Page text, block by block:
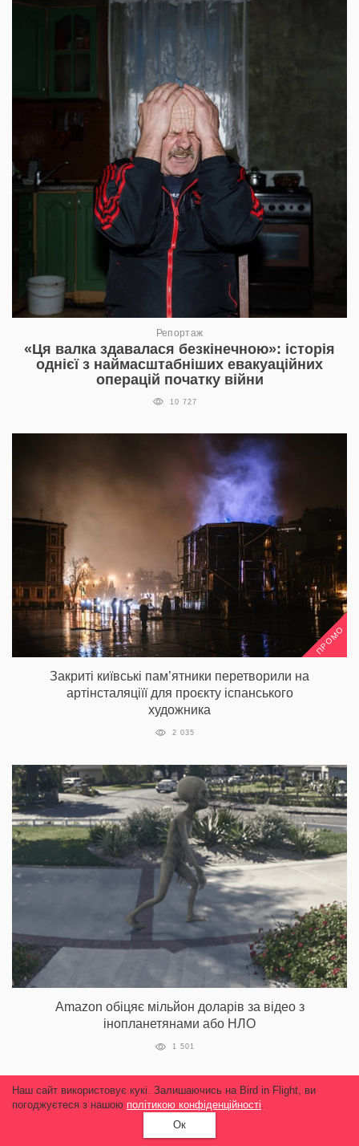
Репортаж
«Ця валка здавалася безкінечною»: історія
однієї з наймасштабніших евакуаційних
операцій початку війни
10 727
ПРОМО
Закриті київські пам’ятники перетворили на
артінсталяціїї для проєкту іспанського
художника
2 035
Amazon обіцяє мільйон доларів за відео з
інопланетянами або НЛО
1 501
Наш сайт використовує кукі. Залишаючись на Bird in Flight, ви
погоджуєтеся з нашою політикою конфіденційності.
Ок